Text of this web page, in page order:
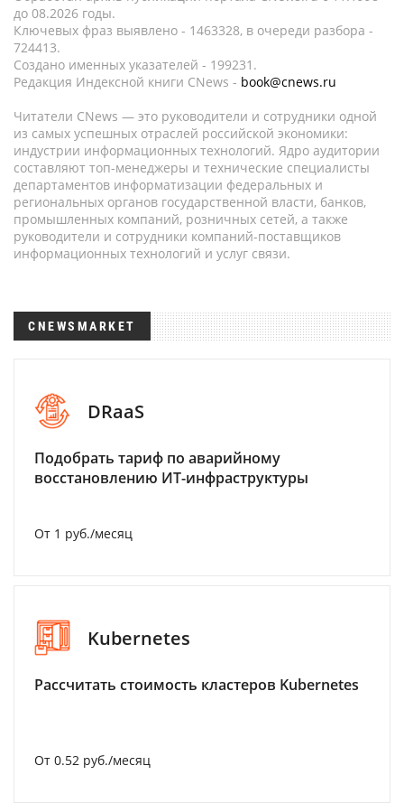
до 08.2026 годы.
Ключевых фраз выявлено - 1463328, в очереди разбора -
724413.
Создано именных указателей - 199231.
Редакция Индексной книги CNews - book@cnews.ru
Читатели CNews — это руководители и сотрудники одной
из самых успешных отраслей российской экономики:
индустрии информационных технологий. Ядро аудитории
составляют топ-менеджеры и технические специалисты
департаментов информатизации федеральных и
региональных органов государственной власти, банков,
промышленных компаний, розничных сетей, а также
руководители и сотрудники компаний-поставщиков
информационных технологий и услуг связи.
CNEWSMARKET
DRaaS
Подобрать тариф по аварийному
восстановлению ИТ-инфраструктуры
От 1 руб./месяц
Kubernetes
Рассчитать стоимость кластеров Kubernetes
От 0.52 руб./месяц